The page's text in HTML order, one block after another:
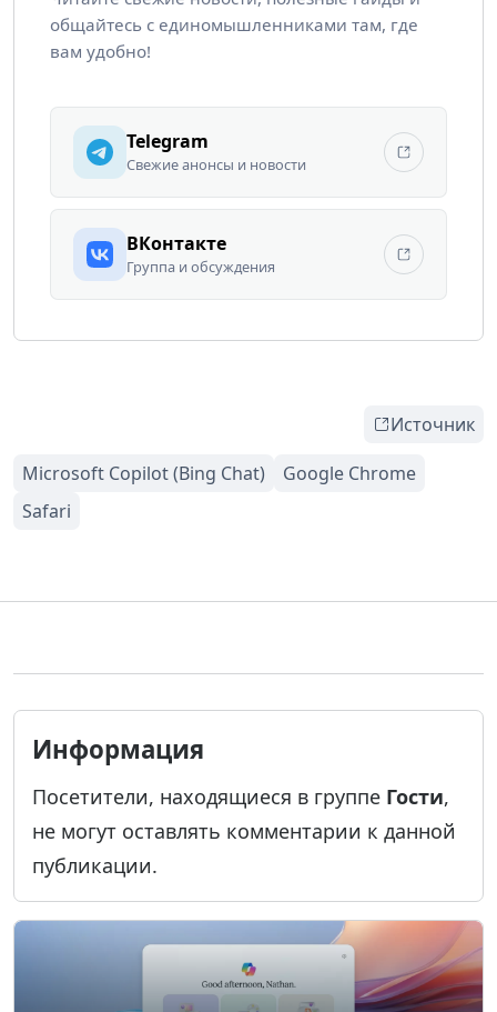
общайтесь с единомышленниками там, где
вам удобно!
Telegram
Свежие анонсы и новости
ВКонтакте
Группа и обсуждения
Источник
Информация
Посетители, находящиеся в группе Гости,
не могут оставлять комментарии к данной
публикации.